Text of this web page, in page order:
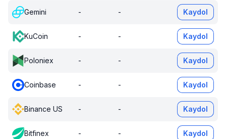
Gemini - - Kaydol
KuCoin - - Kaydol
Poloniex - - Kaydol
Coinbase - - Kaydol
Binance US - - Kaydol
Bitfinex - - Kaydol